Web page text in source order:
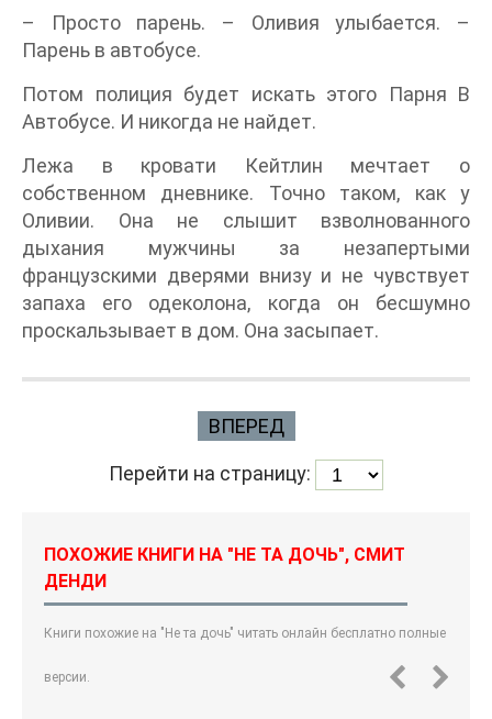
– Просто парень. – Оливия улыбается. –
Парень в автобусе.
Потом полиция будет искать этого Парня В
Автобусе. И никогда не найдет.
Лежа в кровати Кейтлин мечтает о
собственном дневнике. Точно таком, как у
Оливии. Она не слышит взволнованного
дыхания мужчины за незапертыми
французскими дверями внизу и не чувствует
запаха его одеколона, когда он бесшумно
проскальзывает в дом. Она засыпает.
ВПЕРЕД
Перейти на страницу:
ПОХОЖИЕ КНИГИ НА "НЕ ТА ДОЧЬ", СМИТ
ДЕНДИ
Книги похожие на "Не та дочь" читать онлайн бесплатно полные
версии.